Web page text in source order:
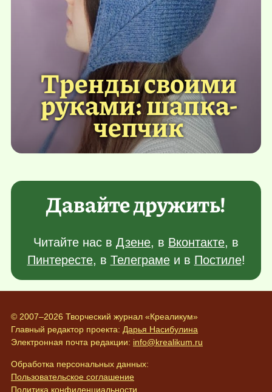
Тренды своими
руками: шапка-
чепчик
Давайте дружить!
Читайте нас в Дзене, в Вконтакте, в
Пинтересте, в Телеграмеи в Постиле!
© 2007–2026 Творческий журнал «Креаликум»
Главный редактор проекта: Дарья Насибулина
Электронная почта редакции: info@krealikum.ru
Обработка персональных данных:
Пользовательское соглашение
Политика конфиденциальности